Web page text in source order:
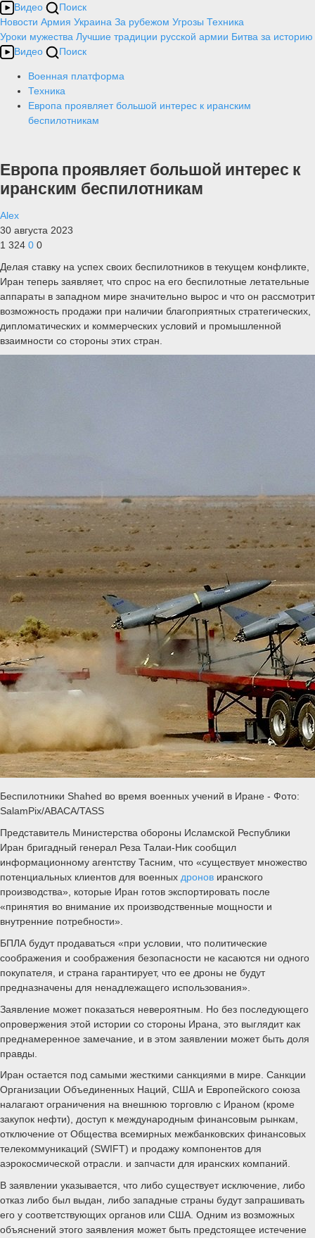
Видео
Поиск
Новости Армия Украина За рубежом Угрозы Техника
Уроки мужества Лучшие традиции русской армии Битва за историю
Видео
Поиск
Военная платформа
Техника
Европа проявляет большой интерес к иранским
беспилотникам
Европа проявляет большой интерес к
иранским беспилотникам
Alex
30 августа 2023
1 324 0 0
Делая ставку на успех своих беспилотников в текущем конфликте,
Иран теперь заявляет, что спрос на его беспилотные летательные
аппараты в западном мире значительно вырос и что он рассмотрит
возможность продажи при наличии благоприятных стратегических,
дипломатических и коммерческих условий и промышленной
взаимности со стороны этих стран.
Беспилотники Shahed во время военных учений в Иране - Фото:
SalamPix/ABACA/TASS
Представитель Министерства обороны Исламской Республики
Иран бригадный генерал Реза Талаи-Ник сообщил
информационному агентству Тасним, что «существует множество
потенциальных клиентов для военных дронов иранского
производства», которые Иран готов экспортировать после
«принятия во внимание их производственные мощности и
внутренние потребности».
БПЛА будут продаваться «при условии, что политические
соображения и соображения безопасности не касаются ни одного
покупателя, и страна гарантирует, что ее дроны не будут
предназначены для ненадлежащего использования».
Заявление может показаться невероятным. Но без последующего
опровержения этой истории со стороны Ирана, это выглядит как
преднамеренное замечание, и в этом заявлении может быть доля
правды.
Иран остается под самыми жесткими санкциями в мире. Санкции
Организации Объединенных Наций, США и Европейского союза
налагают ограничения на внешнюю торговлю с Ираном (кроме
закупок нефти), доступ к международным финансовым рынкам,
отключение от Общества всемирных межбанковских финансовых
телекоммуникаций (SWIFT) и продажу компонентов для
аэрокосмической отрасли. и запчасти для иранских компаний.
В заявлении указывается, что либо существует исключение, либо
отказ либо был выдан, либо западные страны будут запрашивать
его у соответствующих органов или США. Одним из возможных
объяснений этого заявления может быть предстоящее истечение